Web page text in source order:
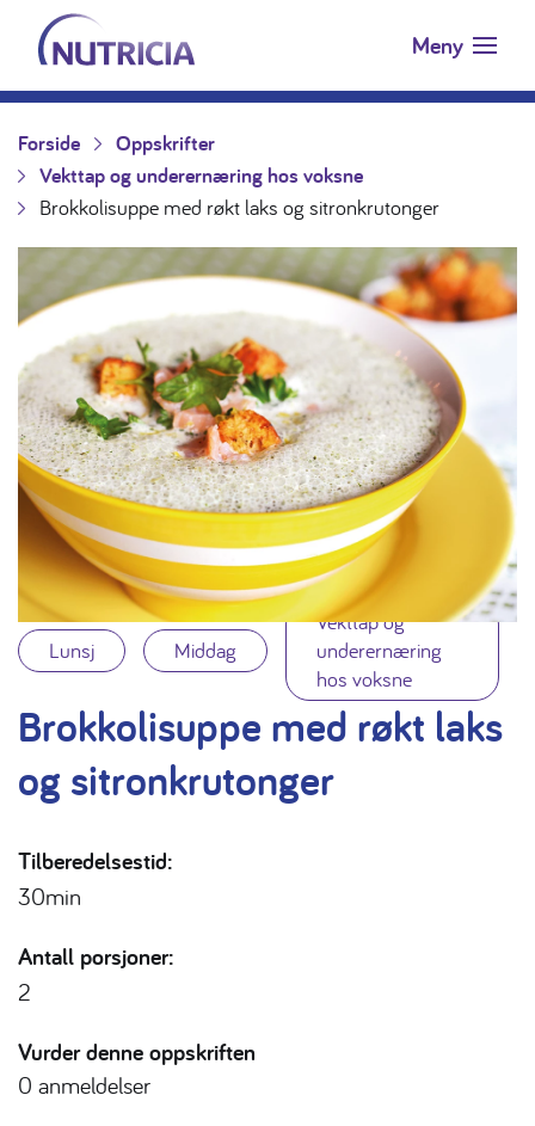
Hopp til innholdet
Nutricia.no Meny
Forside
Oppskrifter
Vekttap og underernæring hos voksne
Brokkolisuppe med røkt laks og sitronkrutonger
Lunsj Middag
Vekttap og
underernæring
hos voksne
Brokkolisuppe med røkt laks
og sitronkrutonger
Tilberedelsestid:
30min
Antall porsjoner:
2
Vurder denne oppskriften
0 anmeldelser